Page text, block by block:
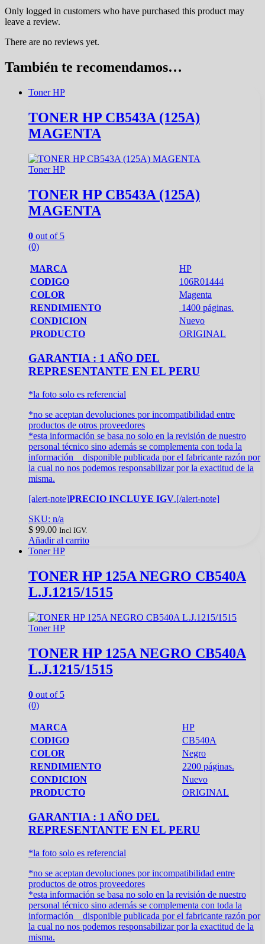
Only logged in customers who have purchased this product may
leave a review.
There are no reviews yet.
También te recomendamos…
Toner HP
TONER HP CB543A (125A)
MAGENTA
Toner HP
TONER HP CB543A (125A)
MAGENTA
0 out of 5
(0)
MARCA
HP
CODIGO
106R01444
COLOR
Magenta
RENDIMIENTO
1400 páginas.
CONDICION
Nuevo
PRODUCTO
ORIGINAL
GARANTIA : 1 AÑO DEL
REPRESENTANTE EN EL PERU
*la foto solo es referencial
*no se aceptan devoluciones por incompatibilidad entre
productos de otros proveedores
*esta información se basa no solo en la revisión de nuestro
personal técnico sino además se complementa con toda la
información disponible publicada por el fabricante razón por
la cual no nos podemos responsabilizar por la exactitud de la
misma.
[alert-note]PRECIO INCLUYE IGV.[/alert-note]
SKU: n/a
$ 99.00 Incl IGV.
Añadir al carrito
Toner HP
TONER HP 125A NEGRO CB540A
L.J.1215/1515
Toner HP
TONER HP 125A NEGRO CB540A
L.J.1215/1515
0 out of 5
(0)
MARCA
HP
CODIGO
CB540A
COLOR
Negro
RENDIMIENTO
2200 páginas.
CONDICION
Nuevo
PRODUCTO
ORIGINAL
GARANTIA : 1 AÑO DEL
REPRESENTANTE EN EL PERU
*la foto solo es referencial
*no se aceptan devoluciones por incompatibilidad entre
productos de otros proveedores
*esta información se basa no solo en la revisión de nuestro
personal técnico sino además se complementa con toda la
información disponible publicada por el fabricante razón por
la cual no nos podemos responsabilizar por la exactitud de la
misma.